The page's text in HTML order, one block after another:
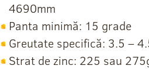
4690mm
Panta minimă: 15 grade
Greutate specifică: 3.5 –
Strat de zinc: 225 sau